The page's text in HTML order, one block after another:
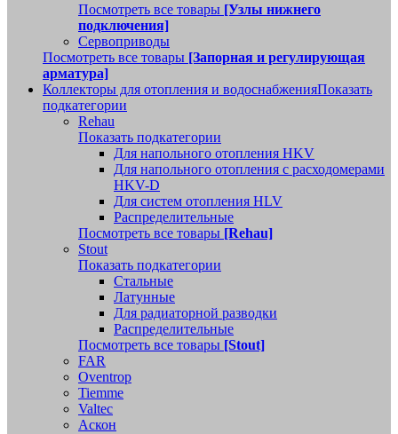
Посмотреть все товары [Узлы нижнего
подключения]
Сервоприводы
Посмотреть все товары [Запорная и регулирующая
арматура]
Коллекторы для отопления и водоснабженияПоказать
подкатегории
Rehau
Показать подкатегории
Для напольного отопления HKV
Для напольного отопления с расходомерами
HKV-D
Для систем отопления HLV
Распределительные
Посмотреть все товары [Rehau]
Stout
Показать подкатегории
Стальные
Латунные
Для радиаторной разводки
Распределительные
Посмотреть все товары [Stout]
FAR
Oventrop
Tiemme
Valtec
Аскон